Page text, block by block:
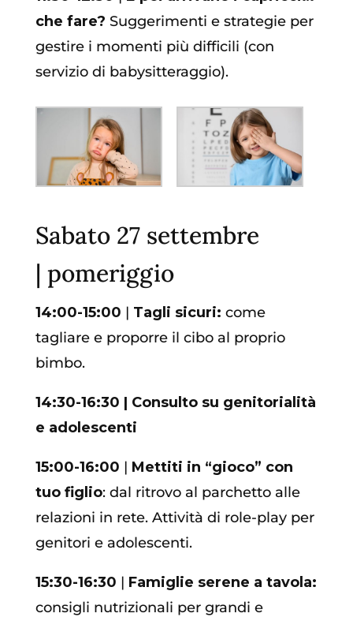
che fare? Suggerimenti e strategie per
gestire i momenti più difficili (con
servizio di babysitteraggio).
Sabato 27 settembre
| pomeriggio
14:00-15:00 | Tagli sicuri: come
tagliare e proporre il cibo al proprio
bimbo.
14:30-16:30 | Consulto su genitorialità
e adolescenti
15:00-16:00 | Mettiti in “gioco” con
tuo figlio: dal ritrovo al parchetto alle
relazioni in rete. Attività di role-play per
genitori e adolescenti.
15:30-16:30 | Famiglie serene a tavola:
consigli nutrizionali per grandi e